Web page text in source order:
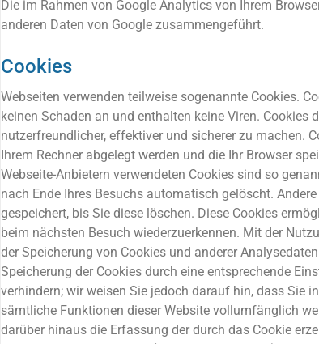
Die im Rahmen von Google Analytics von Ihrem
anderen Daten von Google zusammengeführt.
Cookies
Webseiten verwenden teilweise sogenannte Cookies.
keinen Schaden an und enthalten keine Viren. Cookies
nutzerfreundlicher, effektiver und sicherer zu machen.
Ihrem Rechner abgelegt werden und die Ihr Browser
Webseite-Anbietern verwendeten Cookies sind so
nach Ende Ihres Besuchs automatisch gelöscht.
gespeichert, bis Sie diese löschen. Diese Cookies
beim nächsten Besuch wiederzuerkennen. Mit der
der Speicherung von Cookies und anderer
Speicherung der Cookies durch eine entsprechende
verhindern; wir weisen Sie jedoch darauf hin, dass Sie
sämtliche Funktionen dieser Website vollumfänglich
darüber hinaus die Erfassung der durch das Cookie